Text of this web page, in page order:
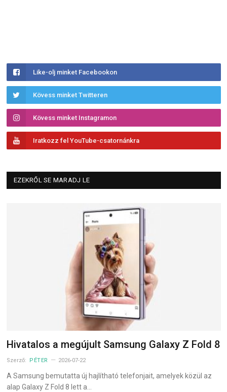
Like-olj minket Facebookon
Kövess minket Twitteren
Kövess minket Instagramon
Iratkozz fel YouTube-csatornánkra
EZEKRŐL SE MARADJ LE
Hivatalos a megújult Samsung Galaxy Z Fold 8
Szerző: PÉTER 2026-07-22
A Samsung bemutatta új hajlítható telefonjait, amelyek közül az
alap Galaxy Z Fold 8 lett a…